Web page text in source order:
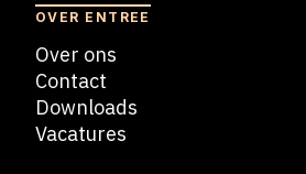
OVER ENTREE
Over ons
Contact
Downloads
Vacatures